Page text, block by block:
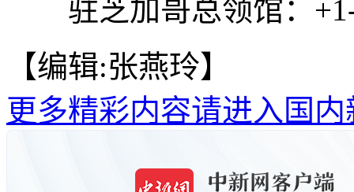
驻芝加哥总领馆：+1-
【编辑:张燕玲】
更多精彩内容请进入国内